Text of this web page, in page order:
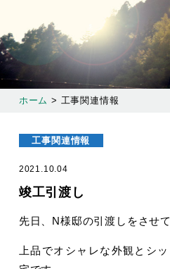
ホーム > 工事関連情報
工事関連情報
2021.10.04
竣工引渡し
先日、N様邸の引渡しをさせ
上品でオシャレな外観とシ